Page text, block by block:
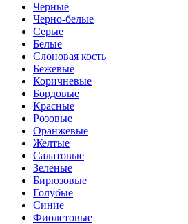
Черные
Черно-белые
Серые
Белые
Слоновая кость
Бежевые
Коричневые
Бордовые
Красные
Розовые
Оранжевые
Желтые
Салатовые
Зеленые
Бирюзовые
Голубые
Синие
Фиолетовые